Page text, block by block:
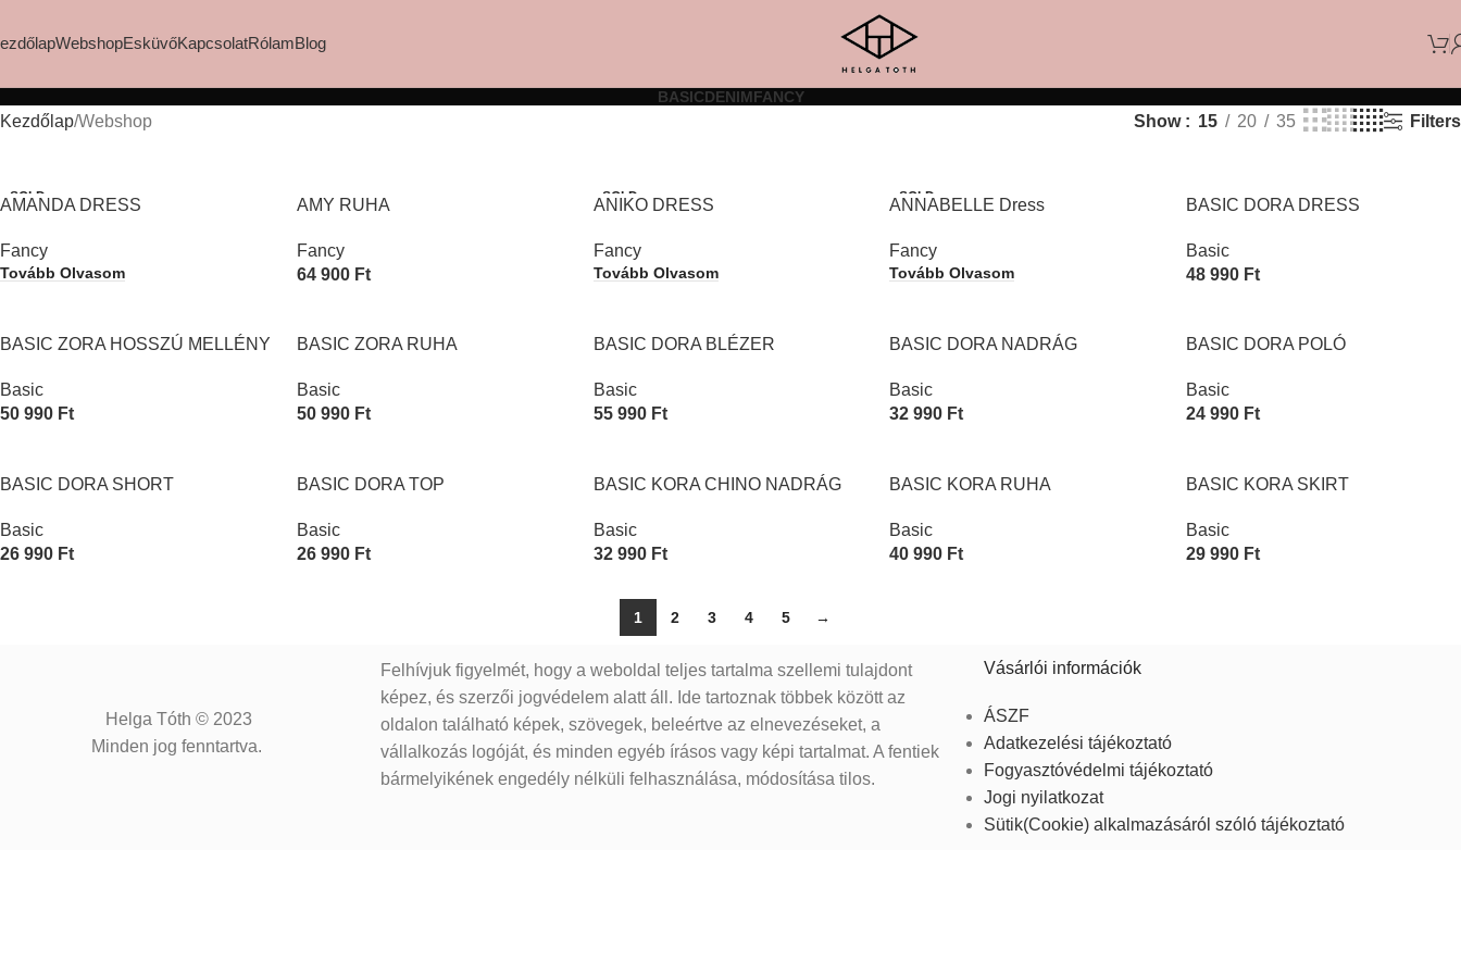
WebshopEsküvőKapcsolatRólamBlog
BASICDENIMFANCY
Kezdőlap Webshop Show 15 20 35 Filters
SOLD
OUT
AMANDA DRESS
Fancy
Tovább Olvasom
AMY RUHA
Fancy
64 900 Ft
SOLD
OUT
ANIKO DRESS
Fancy
Tovább Olvasom
SOLD
OUT
ANNABELLE Dress
Fancy
Tovább Olvasom
BASIC DORA DRESS
Basic
48 990 Ft
BASIC ZORA HOSSZÚ MELLÉNY
Basic
50 990 Ft
BASIC ZORA RUHA
Basic
50 990 Ft
BASIC DORA BLÉZER
Basic
55 990 Ft
BASIC DORA NADRÁG
Basic
32 990 Ft
BASIC DORA POLÓ
Basic
24 990 Ft
BASIC DORA SHORT
Basic
26 990 Ft
BASIC DORA TOP
Basic
26 990 Ft
BASIC KORA CHINO NADRÁG
Basic
32 990 Ft
BASIC KORA RUHA
Basic
40 990 Ft
BASIC KORA SKIRT
Basic
29 990 Ft
1 2 3 4 5 →
Helga Tóth © 2023
Minden jog fenntartva.
Felhívjuk figyelmét, hogy a weboldal teljes tartalma szellemi tulajdont
képez, és szerzői jogvédelem alatt áll. Ide tartoznak többek között az
oldalon található képek, szövegek, beleértve az elnevezéseket, a
vállalkozás logóját, és minden egyéb írásos vagy képi tartalmat. A fentiek
bármelyikének engedély nélküli felhasználása, módosítása tilos.
Vásárlói információk
ÁSZF
Adatkezelési tájékoztató
Fogyasztóvédelmi tájékoztató
Jogi nyilatkozat
Sütik(Cookie) alkalmazásáról szóló tájékoztató